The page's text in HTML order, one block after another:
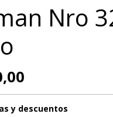
Nro
y descuentos